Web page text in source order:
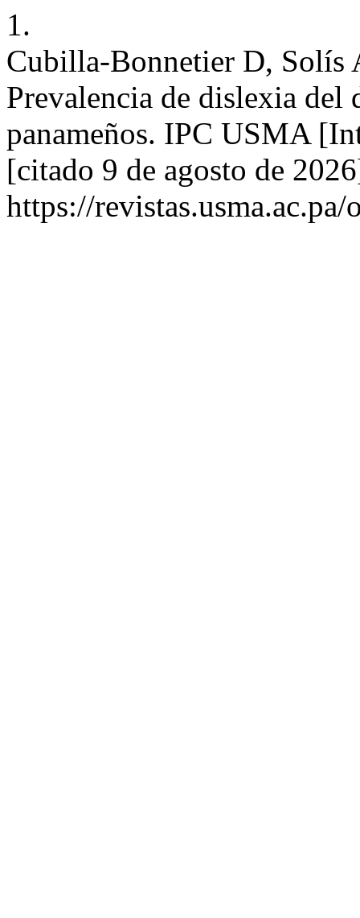
1.
Cubilla-Bonnetier D, Solís
Prevalencia de dislexia del
panameños. IPC USMA
[citado 9 de agosto de
https://